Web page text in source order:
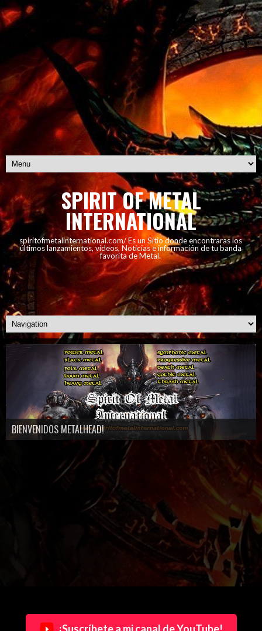
SPIRIT OF METAL
INTERNATIONAL
spiritofmetalinternational.com/ Es un Sitio donde encontraras los
últimos lanzamientos, vídeos, Noticias e información de tu banda
favorita de Metal.
BIENVENIDOS METALHEAD!